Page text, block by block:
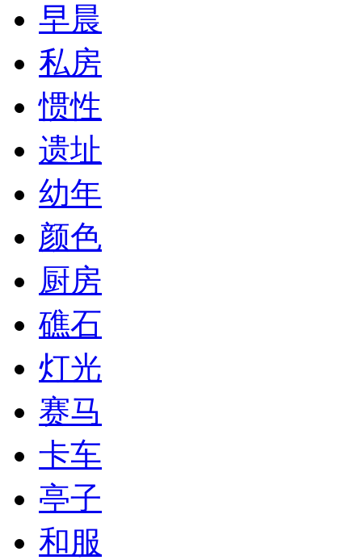
早晨
私房
惯性
遗址
幼年
颜色
厨房
礁石
灯光
赛马
卡车
亭子
和服